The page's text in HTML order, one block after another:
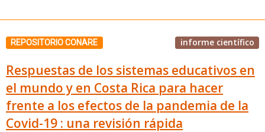
REPOSITORIO CONARE informe científico
Respuestas de los sistemas educativos en
el mundo y en Costa Rica para hacer
frente a los efectos de la pandemia de la
Covid-19 : una revisión rápida